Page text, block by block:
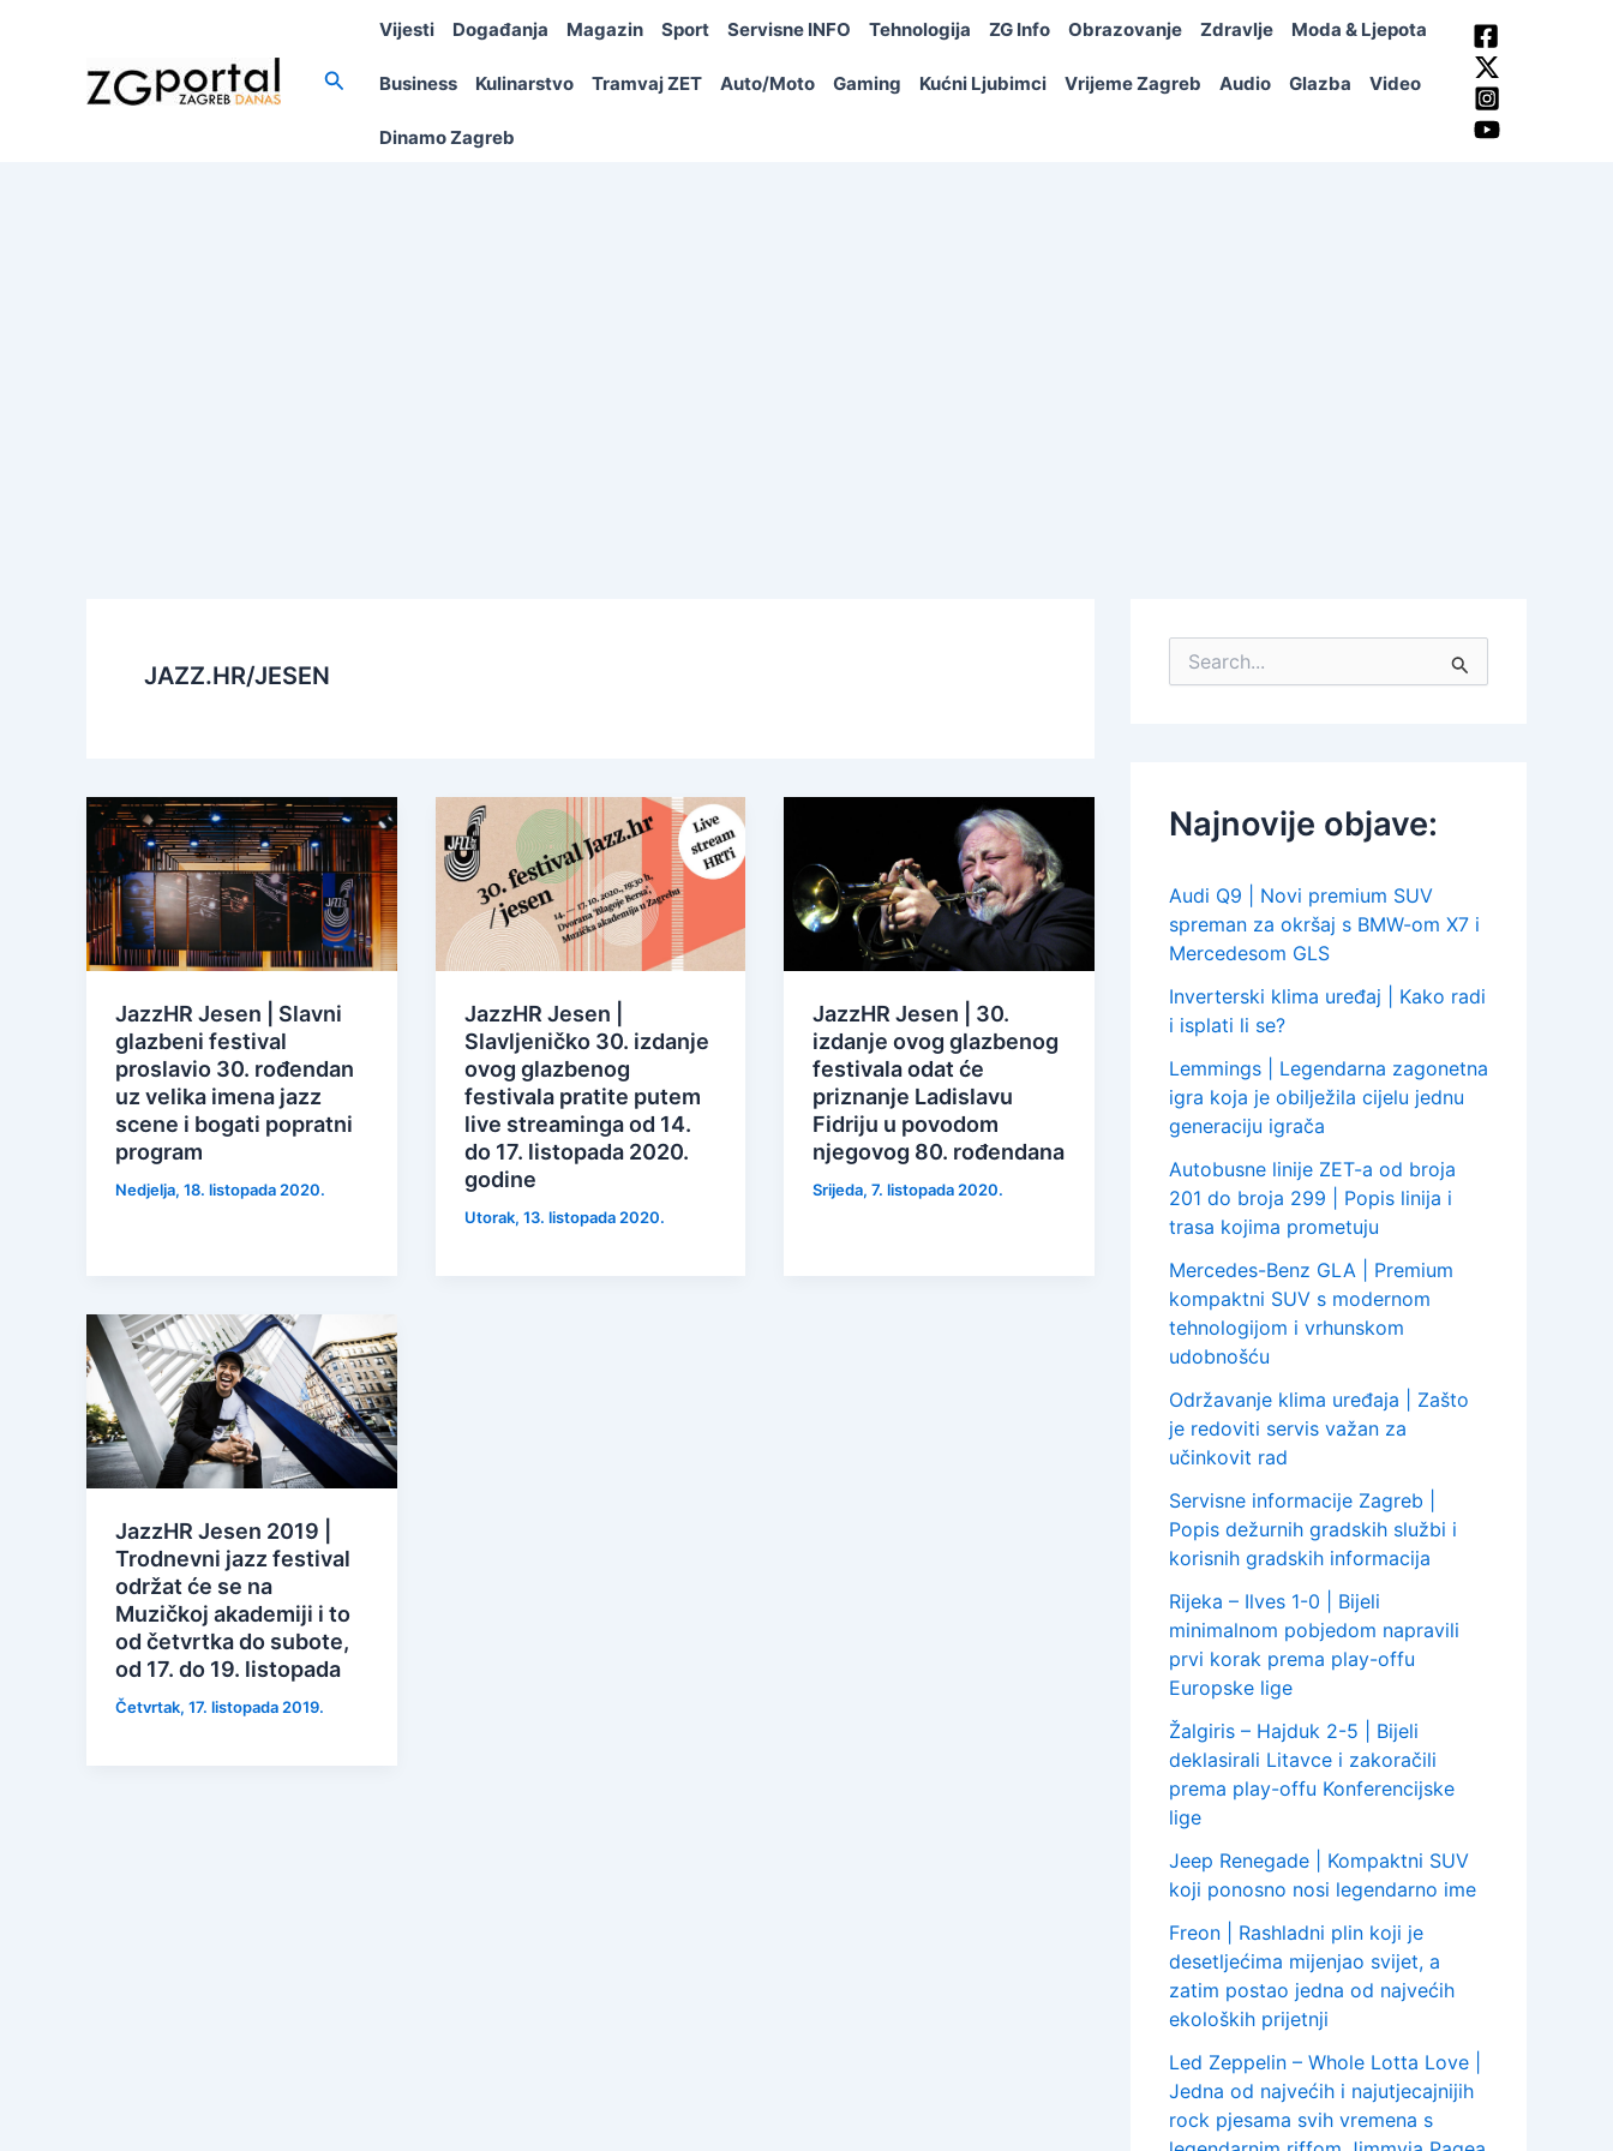
Search
Vijesti Događanja Magazin Sport Servisne INFO Tehnologija ZG Info Obrazovanje Zdravlje Moda & Ljepota
Business Kulinarstvo Tramvaj ZET Auto/Moto Gaming Kućni Ljubimci Vrijeme Zagreb Audio Glazba Video
Dinamo Zagreb
JAZZ.HR/JESEN
JazzHR Jesen | Slavni
glazbeni festival
proslavio 30. rođendan
uz velika imena jazz
scene i bogati popratni
program
Nedjelja, 18. listopada 2020.
JazzHR Jesen |
Slavljeničko 30. izdanje
ovog glazbenog
festivala pratite putem
live streaminga od 14.
do 17. listopada 2020.
godine
Utorak, 13. listopada 2020.
JazzHR Jesen | 30.
izdanje ovog glazbenog
festivala odat će
priznanje Ladislavu
Fidriju u povodom
njegovog 80. rođendana
Srijeda, 7. listopada 2020.
JazzHR Jesen 2019 |
Trodnevni jazz festival
održat će se na
Muzičkoj akademiji i to
od četvrtka do subote,
od 17. do 19. listopada
Četvrtak, 17. listopada 2019.
o
rNajnovije objave:
Audi Q9 | Novi premium SUV
spreman za okršaj s BMW-om X7 i
Mercedesom GLS
Inverterski klima uređaj | Kako radi
i isplati li se?
Lemmings | Legendarna zagonetna
igra koja je obilježila cijelu jednu
generaciju igrača
Autobusne linije ZET-a od broja
201 do broja 299 | Popis linija i
trasa kojima prometuju
Mercedes-Benz GLA | Premium
kompaktni SUV s modernom
tehnologijom i vrhunskom
udobnošću
Održavanje klima uređaja | Zašto
je redoviti servis važan za
učinkovit rad
Servisne informacije Zagreb |
Popis dežurnih gradskih službi i
korisnih gradskih informacija
Rijeka – Ilves 1-0 | Bijeli
minimalnom pobjedom napravili
prvi korak prema play-offu
Europske lige
Žalgiris – Hajduk 2-5 | Bijeli
deklasirali Litavce i zakoračili
prema play-offu Konferencijske
lige
Jeep Renegade | Kompaktni SUV
koji ponosno nosi legendarno ime
Freon | Rashladni plin koji je
desetljećima mijenjao svijet, a
zatim postao jedna od najvećih
ekoloških prijetnji
Led Zeppelin – Whole Lotta Love |
Jedna od najvećih i najutjecajnijih
rock pjesama svih vremena s